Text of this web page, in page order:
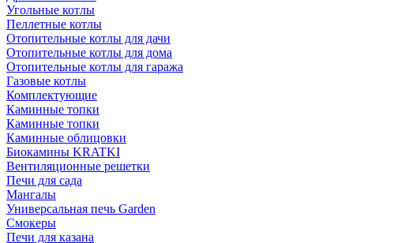
Угольные котлы
Пеллетные котлы
Отопительные котлы для дачи
Отопительные котлы для дома
Отопительные котлы для гаража
Газовые котлы
Комплектующие
Каминные топки
Каминные топки
Каминные облицовки
Биокамины KRATKI
Вентиляционные решетки
Печи для сада
Мангалы
Универсальная печь Garden
Смокеры
Печи для казана